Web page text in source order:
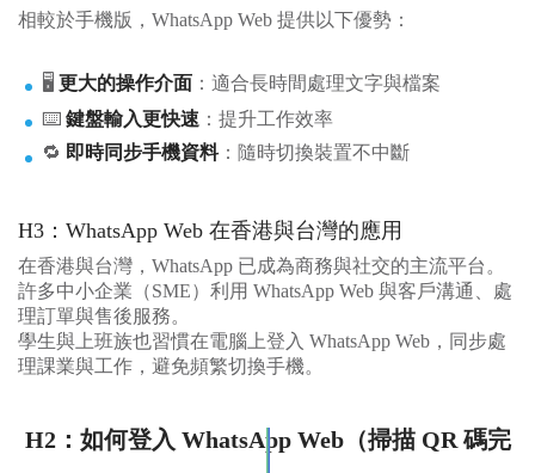
相較於手機版，WhatsApp Web 提供以下優勢：
🖥️ 更大的操作介面 ：適合長時間處理文字與檔案
⌨️ 鍵盤輸入更快速 ：提升工作效率
🔁 即時同步手機資料：隨時切換裝置不中斷
H3：WhatsApp Web 在香港與台灣的應用
在香港與台灣，WhatsApp 已成為商務與社交的主流平台。
許多中小企業（SME）利用 WhatsApp Web 與客戶溝通、處
理訂單與售後服務。
學生與上班族也習慣在電腦上登入 WhatsApp Web，同步處
理課業與工作，避免頻繁切換手機。
H2：如何登入 WhatsApp Web（掃描 QR 碼完